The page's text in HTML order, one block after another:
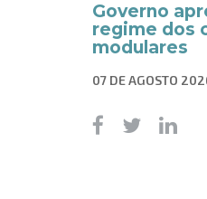
Governo
regime dos
modulares
07 DE AGOSTO